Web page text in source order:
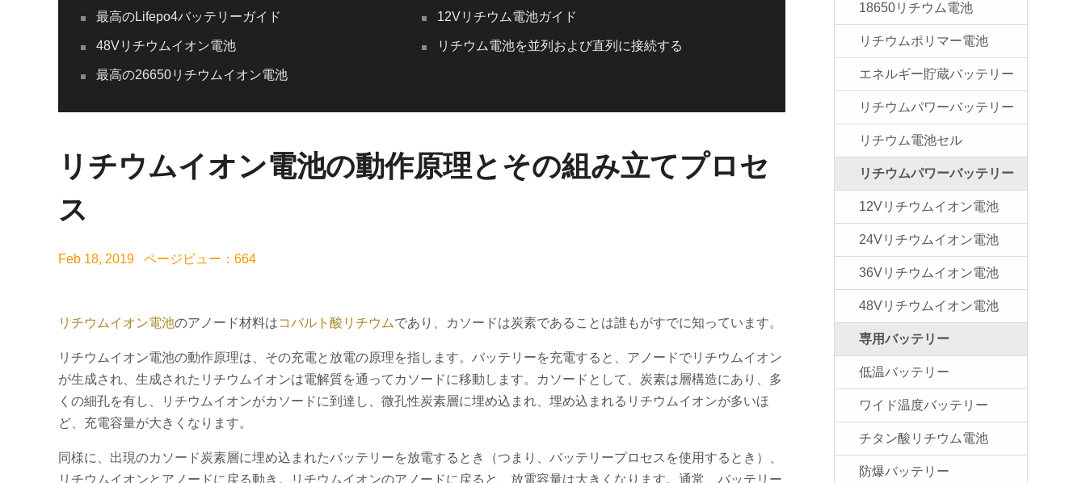
最高のLifepo4バッテリーガイド 12Vリチウム電池ガイド
48Vリチウムイオン電池 リチウム電池を並列および直列に接続する
最高の26650リチウムイオン電池
リチウムイオン電池の動作原理とその組み立てプロセ
ス
Feb 18, 2019 ページビュー：664
リチウムイオン電池のアノード材料はコバルト酸リチウムであり、カソードは炭素であることは誰もがすでに知っています。
リチウムイオン電池の動作原理は、その充電と放電の原理を指します。バッテリーを充電すると、アノードでリチウムイオン
が生成され、生成されたリチウムイオンは電解質を通ってカソードに移動します。カソードとして、炭素は層構造にあり、多
くの細孔を有し、リチウムイオンがカソードに到達し、微孔性炭素層に埋め込まれ、埋め込まれるリチウムイオンが多いほ
ど、充電容量が大きくなります。
同様に、出現のカソード炭素層に埋め込まれたバッテリーを放電するとき（つまり、バッテリープロセスを使用するとき）、
リチウムイオンとアノードに戻る動き。リチウムイオンのアノードに戻ると、放電容量は大きくなります。通常、バッテリー
18650リチウム電池
リチウムポリマー電池
エネルギー貯蔵バッテリー
リチウムパワーバッテリー
リチウム電池セル
リチウムパワーバッテリー
12Vリチウムイオン電池
24Vリチウムイオン電池
36Vリチウムイオン電池
48Vリチウムイオン電池
専用バッテリー
低温バッテリー
ワイド温度バッテリー
チタン酸リチウム電池
防爆バッテリー